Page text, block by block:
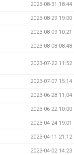
2023-08-31 18:44
2023-08-29 19:00
2023-08-09 10:21
2023-08-08 08:48
2023-07-22 11:52
2023-07-07 15:14
2023-06-28 11:04
2023-06-22 10:00
2023-04-24 19:01
2023-04-11 21:12
2023-04-02 14:23